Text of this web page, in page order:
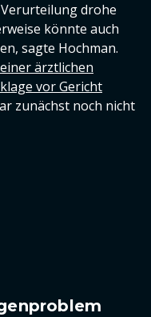
drohe
könnte auch
sagte Hochman.
ärztlichen
vor Gericht
zunächst noch nicht